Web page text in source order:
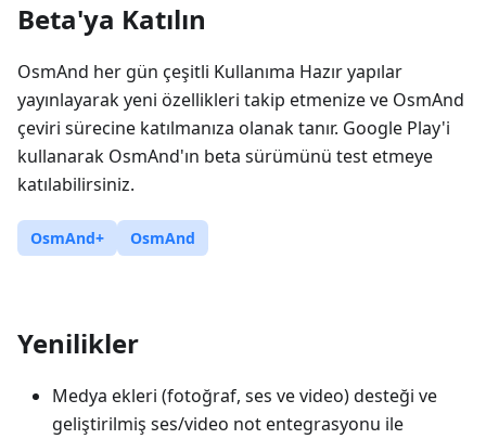
Beta'ya Katılın
OsmAnd her gün çeşitli Kullanıma Hazır yapılar
yayınlayarak yeni özellikleri takip etmenize ve OsmAnd
çeviri sürecine katılmanıza olanak tanır. Google Play'i
kullanarak OsmAnd'ın beta sürümünü test etmeye
katılabilirsiniz.
OsmAnd+ OsmAnd
Yenilikler
Medya ekleri (fotoğraf, ses ve video) desteği ve
geliştirilmiş ses/video not entegrasyonu ile